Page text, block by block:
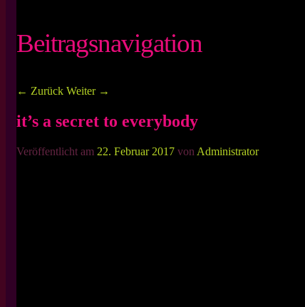
Beitragsnavigation
← Zurück Weiter →
it’s a secret to everybody
Veröffentlicht am 22. Februar 2017 von Administrator